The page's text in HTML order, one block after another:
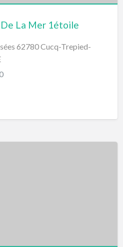
La Mer 1étoile
62780 Cucq-Trepied-